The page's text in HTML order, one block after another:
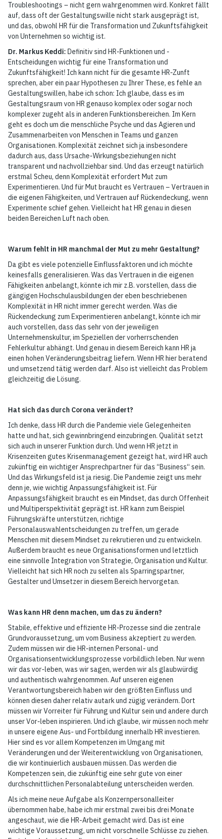
Troubleshootings – nicht gern wahrgenommen wird. Konkret fällt
auf, dass oft der Gestaltungswille nicht stark ausgeprägt ist,
und das, obwohl HR für die Transformation und Zukunftsfähigkeit
von Unternehmen so wichtig ist.
Dr. Markus Keddi: Definitiv sind HR-Funktionen und -
Entscheidungen wichtig für eine Transformation und
Zukunftsfähigkeit! Ich kann nicht für die gesamte HR-Zunft
sprechen, aber ein paar Hypothesen zu Ihrer These, es fehle an
Gestaltungswillen, habe ich schon: Ich glaube, dass es im
Gestaltungsraum von HR genauso komplex oder sogar noch
komplexer zugeht als in anderen Funktionsbereichen. Im Kern
geht es doch um die menschliche Psyche und das Agieren und
Zusammenarbeiten von Menschen in Teams und ganzen
Organisationen. Komplexität zeichnet sich ja insbesondere
dadurch aus, dass Ursache-Wirkungsbeziehungen nicht
transparent und nachvollziehbar sind. Und das erzeugt natürlich
erstmal Scheu, denn Komplexität erfordert Mut zum
Experimentieren. Und für Mut braucht es Vertrauen – Vertrauen in
die eigenen Fähigkeiten, und Vertrauen auf Rückendeckung, wenn
Experimente schief gehen. Vielleicht hat HR genau in diesen
beiden Bereichen Luft nach oben.
Warum fehlt in HR manchmal der Mut zu mehr Gestaltung?
Da gibt es viele potenzielle Einflussfaktoren und ich möchte
keinesfalls generalisieren. Was das Vertrauen in die eigenen
Fähigkeiten anbelangt, könnte ich mir z.B. vorstellen, dass die
gängigen Hochschulausbildungen der eben beschriebenen
Komplexität in HR nicht immer gerecht werden. Was die
Rückendeckung zum Experimentieren anbelangt, könnte ich mir
auch vorstellen, dass das sehr von der jeweiligen
Unternehmenskultur, im Speziellen der vorherrschenden
Fehlerkultur abhängt. Und genau in diesem Bereich kann HR ja
einen hohen Veränderungsbeitrag liefern. Wenn HR hier beratend
und umsetzend tätig werden darf. Also ist vielleicht das Problem
gleichzeitig die Lösung.
Hat sich das durch Corona verändert?
Ich denke, dass HR durch die Pandemie viele Gelegenheiten
hatte und hat, sich gewinnbringend einzubringen. Qualität setzt
sich auch in unserer Funktion durch. Und wenn HR jetzt in
Krisenzeiten gutes Krisenmanagement gezeigt hat, wird HR auch
zukünftig ein wichtiger Ansprechpartner für das “Business“ sein.
Und das Wirkungsfeld ist ja riesig. Die Pandemie zeigt uns mehr
denn je, wie wichtig Anpassungsfähigkeit ist. Für
Anpassungsfähigkeit braucht es ein Mindset, das durch Offenheit
und Multiperspektivität geprägt ist. HR kann zum Beispiel
Führungskräfte unterstützen, richtige
Personalauswahlentscheidungen zu treffen, um gerade
Menschen mit diesem Mindset zu rekrutieren und zu entwickeln.
Außerdem braucht es neue Organisationsformen und letztlich
eine sinnvolle Integration von Strategie, Organisation und Kultur.
Vielleicht hat sich HR noch zu selten als Sparringspartner,
Gestalter und Umsetzer in diesem Bereich hervorgetan.
Was kann HR denn machen, um das zu ändern?
Stabile, effektive und effiziente HR-Prozesse sind die zentrale
Grundvoraussetzung, um vom Business akzeptiert zu werden.
Zudem müssen wir die HR-internen Personal- und
Organisationsentwicklungsprozesse vorbildlich leben. Nur wenn
wir das vor-leben, was wir sagen, werden wir als glaubwürdig
und authentisch wahrgenommen. Auf unseren eigenen
Verantwortungsbereich haben wir den größten Einfluss und
können diesen daher relativ autark und zügig verändern. Dort
müssen wir Vorreiter für Führung und Kultur sein und andere durch
unser Vor-leben inspirieren. Und ich glaube, wir müssen noch mehr
in unsere eigene Aus- und Fortbildung innerhalb HR investieren.
Hier sind es vor allem Kompetenzen im Umgang mit
Veränderungen und der Weiterentwicklung von Organisationen,
die wir kontinuierlich ausbauen müssen. Das werden die
Kompetenzen sein, die zukünftig eine sehr gute von einer
durchschnittlichen Personalabteilung unterscheiden werden.
Als ich meine neue Aufgabe als Konzernpersonalleiter
übernommen habe, habe ich mir erstmal zwei bis drei Monate
angeschaut, wie die HR-Arbeit gemacht wird. Das ist eine
wichtige Voraussetzung, um nicht vorschnelle Schlüsse zu ziehen.